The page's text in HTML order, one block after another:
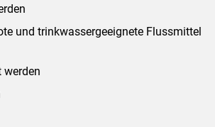
und trinkwassergeeignete Flussmittel
werden